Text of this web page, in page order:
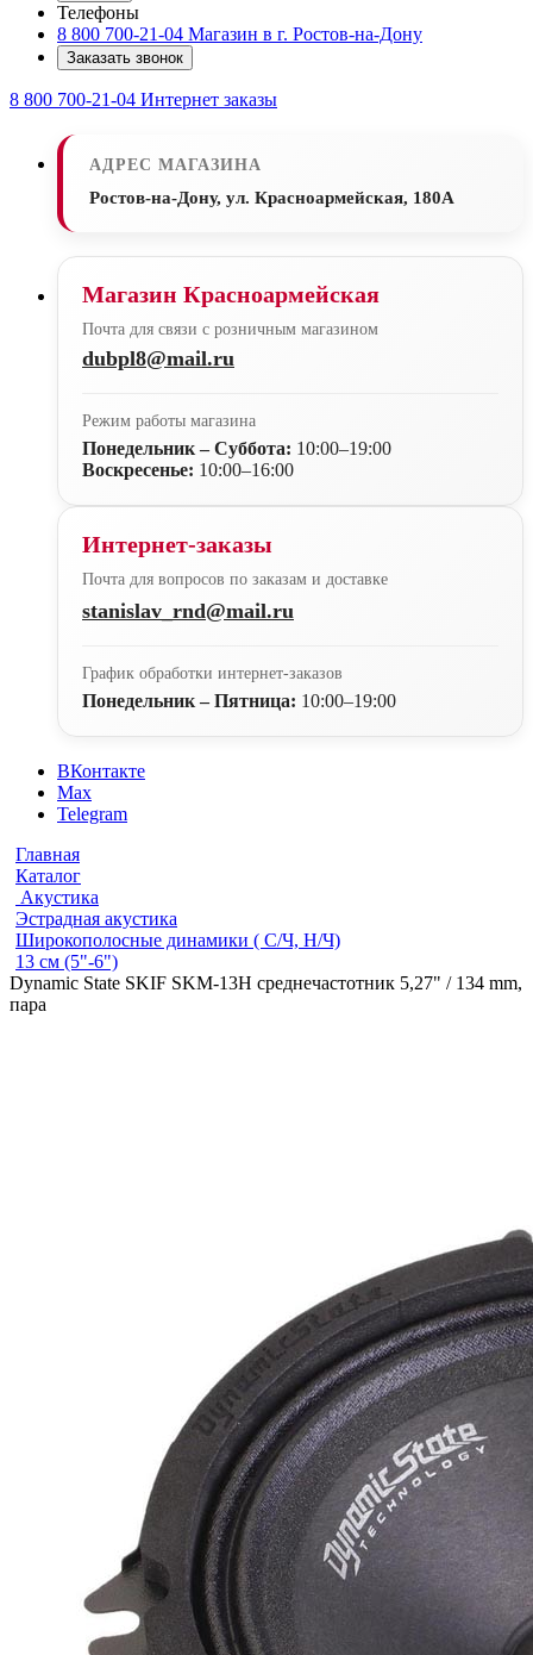
Телефоны
8 800 700-21-04 Магазин в г. Ростов-на-Дону
Заказать звонок
8 800 700-21-04 Интернет заказы
АДРЕС МАГАЗИНА
Ростов-на-Дону, ул. Красноармейская, 180А
Магазин Красноармейская
Почта для связи с розничным магазином
dubpl8@mail.ru
Режим работы магазина
Понедельник – Суббота: 10:00–19:00
Воскресенье: 10:00–16:00
Интернет-заказы
Почта для вопросов по заказам и доставке
stanislav_rnd@mail.ru
График обработки интернет-заказов
Понедельник – Пятница: 10:00–19:00
ВКонтакте
Max
Telegram
Главная
Каталог
Акустика
Эстрадная акустика
Широкополосные динамики ( С/Ч, Н/Ч)
13 см (5"-6")
Dynamic State SKIF SKM-13H среднечастотник 5,27" / 134 mm,
пара